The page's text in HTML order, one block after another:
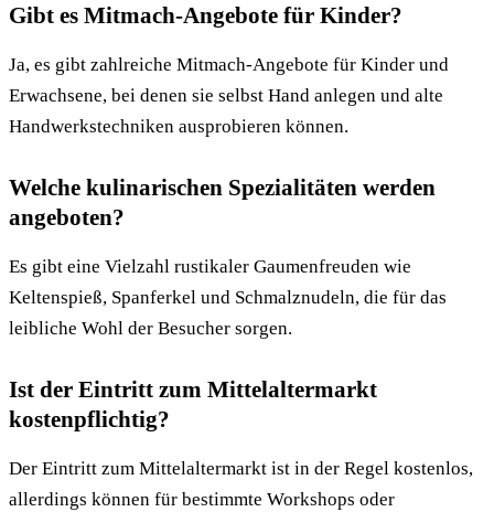
Gibt es Mitmach-Angebote für Kinder?
Ja, es gibt zahlreiche Mitmach-Angebote für Kinder und
Erwachsene, bei denen sie selbst Hand anlegen und alte
Handwerkstechniken ausprobieren können.
Welche kulinarischen Spezialitäten werden
angeboten?
Es gibt eine Vielzahl rustikaler Gaumenfreuden wie
Keltenspieß, Spanferkel und Schmalznudeln, die für das
leibliche Wohl der Besucher sorgen.
Ist der Eintritt zum Mittelaltermarkt
kostenpflichtig?
Der Eintritt zum Mittelaltermarkt ist in der Regel kostenlos,
allerdings können für bestimmte Workshops oder